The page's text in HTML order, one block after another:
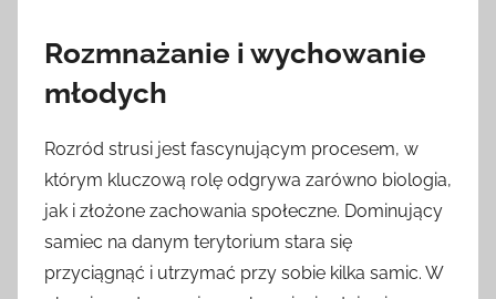
Rozmnażanie i wychowanie
młodych
Rozród strusi jest fascynującym procesem, w
którym kluczową rolę odgrywa zarówno biologia,
jak i złożone zachowania społeczne. Dominujący
samiec na danym terytorium stara się
przyciągnąć i utrzymać przy sobie kilka samic. W